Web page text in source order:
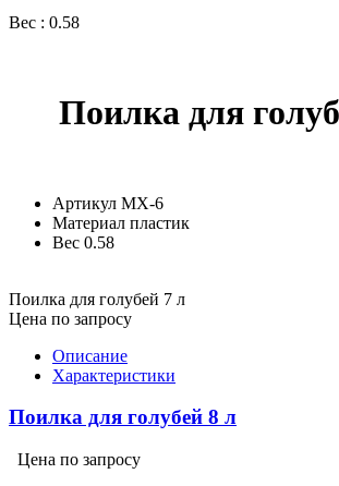
Вес : 0.58
Поилка для
Артикул MX-6
Материал пластик
Вес 0.58
Поилка для голубей 7 л
Цена по запросу
Описание
Характеристики
Поилка для голубей 8 л
Цена по запросу